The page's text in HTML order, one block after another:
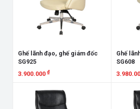
Ghế lãnh đạo, ghế giám đốc
SG925
3.900.000 ₫
Xem chi tiết
Ghế
SG608
Xem